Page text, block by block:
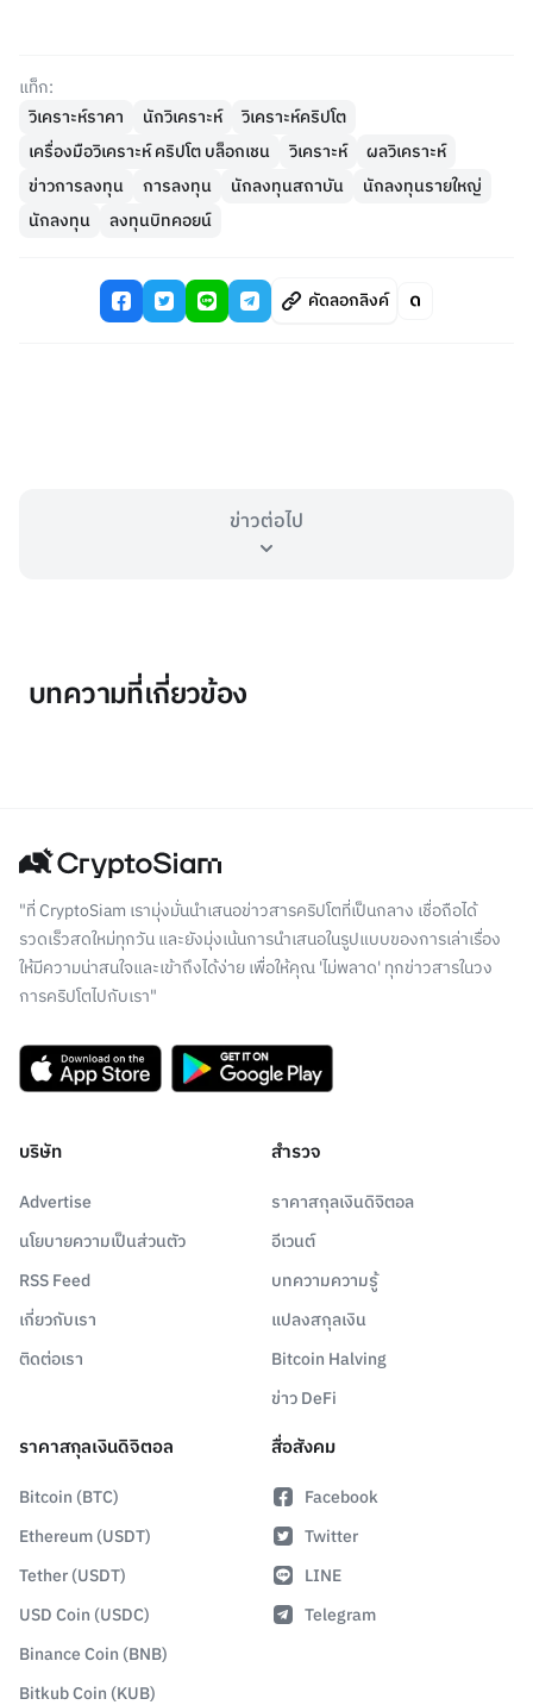
แท็ก:
วิเคราะห์ราคา
นักวิเคราะห์
วิเคราะห์คริปโต
เครื่องมือวิเคราะห์ คริปโต บล็อกเชน
วิเคราะห์
ผลวิเคราะห์
ข่าวการลงทุน
การลงทุน นักลงทุนสถาบัน
นักลงทุนรายใหญ่
นักลงทุน
ลงทุนบิทคอยน์
คัดลอกลิงค์
ข่าวต่อไป
บทความที่เกี่ยวข้อง
"ที่ CryptoSiam เรามุ่งมั่นนำเสนอข่าวสารคริปโตที่เป็นกลาง เชื่อถือได้
รวดเร็วสดใหม่ทุกวัน และยังมุ่งเน้นการนำเสนอในรูปแบบของการเล่าเรื่อง
ให้มีความน่าสนใจและเข้าถึงได้ง่าย เพื่อให้คุณ 'ไม่พลาด' ทุกข่าวสารในวง
การคริปโตไปกับเรา"
บริษัท
Advertise
นโยบายความเป็นส่วนตัว
RSS Feed
เกี่ยวกับเรา
ติดต่อเรา
สำรวจ
ราคาสกุลเงินดิจิตอล
อีเวนต์
บทความความรู้
แปลงสกุลเงิน
Bitcoin Halving
ข่าว DeFi
ราคาสกุลเงินดิจิตอล
Bitcoin (BTC)
Ethereum (USDT)
Tether (USDT)
USD Coin (USDC)
Binance Coin (BNB)
Bitkub Coin (KUB)
สื่อสังคม
Facebook
Twitter
LINE
Telegram